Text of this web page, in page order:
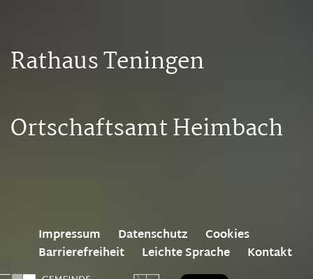
Rathaus Teningen
Ortschaftsamt Heimbach
Impressum Datenschutz
Cookies
Barrierefreiheit
Leichte Sprache Kontakt